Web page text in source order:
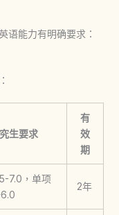
语能力有明确要求：
生要求
有
效
期
7.0，单项
2年